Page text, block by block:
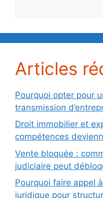
Articles
Pourquoi opter pour
transmission
Droit immobilier et
compétences
Vente bloquée :
judiciaire peut
Pourquoi faire appel
juridique pour